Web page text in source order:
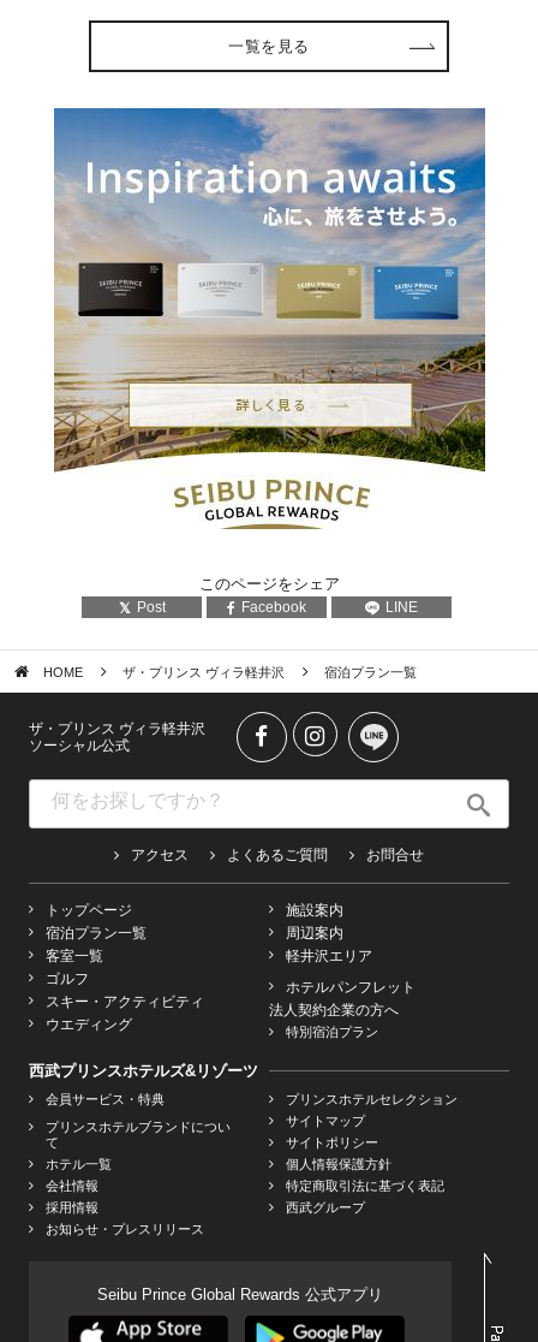
一覧を見る
このページをシェア
Post Facebook LINE
HOME ザ・プリンス ヴィラ軽井沢 宿泊プラン一覧
ザ・プリンス ヴィラ軽井沢
ソーシャル公式
アクセス よくあるご質問 お問合せ
トップページ
宿泊プラン一覧
客室一覧
ゴルフ
スキー・アクティビティ
ウエディング
施設案内
周辺案内
軽井沢エリア
ホテルパンフレット
法人契約企業の方へ
特別宿泊プラン
西武プリンスホテルズ&リゾーツ
会員サービス・特典
プリンスホテルブランドについ
て
ホテル一覧
会社情報
採用情報
お知らせ・プレスリリース
プリンスホテルセレクション
サイトマップ
サイトポリシー
個人情報保護方針
特定商取引法に基づく表記
西武グループ
Seibu Prince Global Rewards 公式アプリ